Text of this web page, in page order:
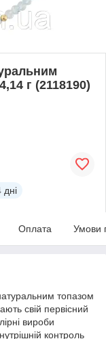
г (2118190)
дні
Оплата Умови
топазом
свій первісний
вироби
контроль